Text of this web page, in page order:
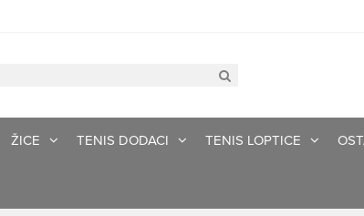
ŽICE TENIS DODACI TENIS LOPTICE